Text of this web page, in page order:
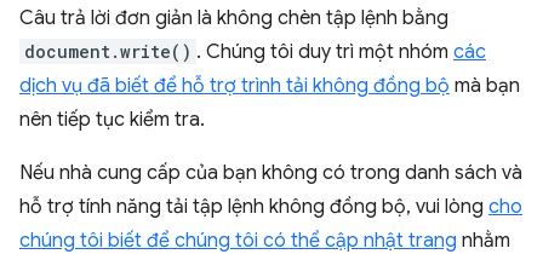
Câu trả lời đơn giản là không chèn tập lệnh bằng
document.write() . Chúng tôi duy trì một nhóm các
dịch vụ đã biết để hỗ trợ trình tải không đồng bộ mà bạn
nên tiếp tục kiểm tra.
Nếu nhà cung cấp của bạn không có trong danh sách và
hỗ trợ tính năng tải tập lệnh không đồng bộ, vui lòng cho
chúng tôi biết để chúng tôi có thể cập nhật trang nhằm